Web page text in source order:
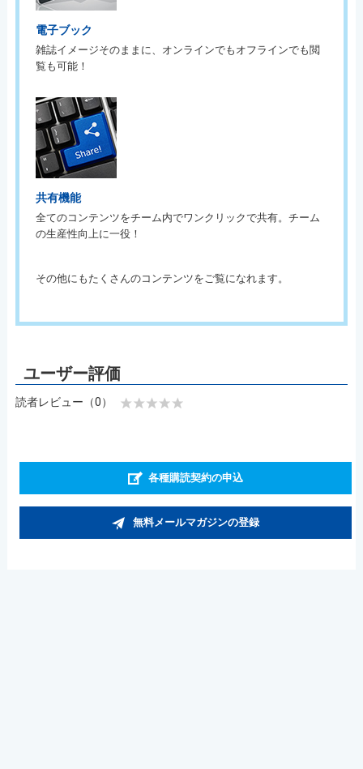
電子ブック
雑誌イメージそのままに、オンラインでもオフラインでも閲
覧も可能！
共有機能
全てのコンテンツをチーム内でワンクリックで共有。チーム
の生産性向上に一役！
その他にもたくさんのコンテンツをご覧になれます。
読者レビュー（0）
各種購読契約の申込
無料メールマガジンの登録